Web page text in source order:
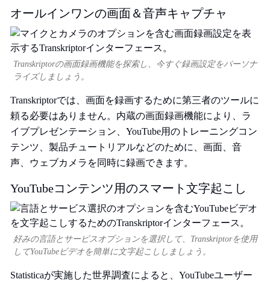
オールインワンの画面＆音声キャプチャ
Transkriptorの画面録画機能を探索し、今すぐ録画設定をパーソナ
ライズしましょう。
Transkriptorでは、画面を録画するために第三者のツールに
頼る必要はありません。内蔵の画面録画機能により、ラ
イブプレゼンテーション、YouTube用のトレーニングコン
テンツ、製品チュートリアルなどのために、画面、音
声、ウェブカメラを同時に録画できます。
YouTubeコンテンツ用のスマート文字起こし
好みの言語とサービスオプションを選択して、Transkriptorを使用
してYouTubeビデオを簡単に文字起こししましょう。
Statisticaが実施した世界調査によると、YouTubeユーザー